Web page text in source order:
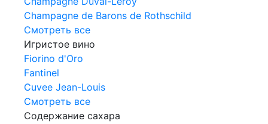
Champagne de Barons de Rothschild
Смотреть все
Игристое вино
Fiorino d'Oro
Fantinel
Cuvee Jean-Louis
Смотреть все
Содержание сахара